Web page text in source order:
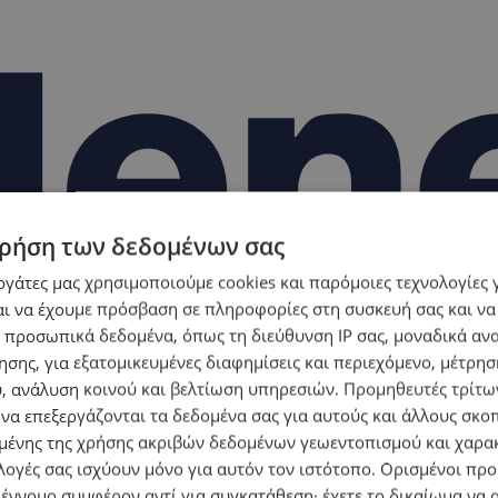
των δεδομένων σας
μας χρησιμοποιούμε cookies και παρόμοιες τεχνολογίες
να έχουμε πρόσβαση σε πληροφορίες στη συσκευή σας και να
προσωπικά δεδομένα, όπως τη διεύθυνση IP σας, μοναδικά
για εξατομικευμένες διαφημίσεις και περιεχόμενο,
ανάλυση κοινού και βελτίωση υπηρεσιών. Προμηθευτές
να επεξεργάζονται τα δεδομένα σας για αυτούς και άλλους
της χρήσης ακριβών δεδομένων γεωεντοπισμού και
σας ισχύουν μόνο για αυτόν τον ιστότοπο. Ορισμένοι